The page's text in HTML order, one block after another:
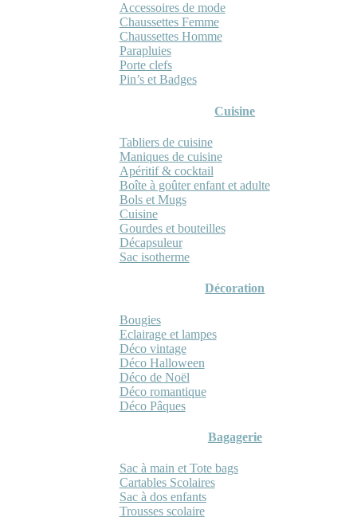
Accessoires de mode
Chaussettes Femme
Chaussettes Homme
Parapluies
Porte clefs
Pin’s et Badges
Cuisine
Tabliers de cuisine
Maniques de cuisine
Apéritif & cocktail
Boîte à goûter enfant et adulte
Bols et Mugs
Cuisine
Gourdes et bouteilles
Décapsuleur
Sac isotherme
Décoration
Bougies
Eclairage et lampes
Déco vintage
Déco Halloween
Déco de Noël
Déco romantique
Déco Pâques
Bagagerie
Sac à main et Tote bags
Cartables Scolaires
Sac à dos enfants
Trousses scolaire